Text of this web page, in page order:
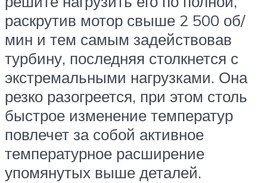
раскрутив мотор свыше 2 500 об/
мин и тем самым задействовав
турбину, последняя столкнется с
экстремальными нагрузками. Она
резко разогреется, при этом столь
быстрое изменение температур
повлечет за собой активное
температурное расширение
упомянутых выше деталей.